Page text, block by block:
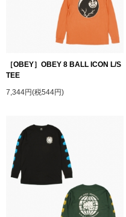
［OBEY］OBEY 8 BALL ICON L/S
TEE
7,344円(税544円)